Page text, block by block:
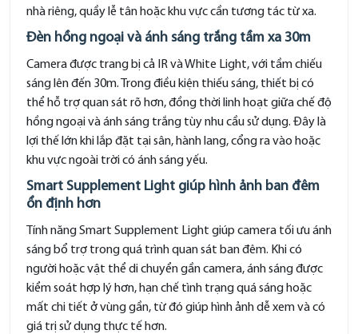
nhà riêng, quầy lễ tân hoặc khu vực cần tương tác từ xa.
Đèn hồng ngoại và ánh sáng trắng tầm xa 30m
Camera được trang bị cả IR và White Light, với tầm chiếu
sáng lên đến 30m. Trong điều kiện thiếu sáng, thiết bị có
thể hỗ trợ quan sát rõ hơn, đồng thời linh hoạt giữa chế độ
hồng ngoại và ánh sáng trắng tùy nhu cầu sử dụng. Đây là
lợi thế lớn khi lắp đặt tại sân, hành lang, cổng ra vào hoặc
khu vực ngoài trời có ánh sáng yếu.
Smart Supplement Light giúp hình ảnh ban đêm
ổn định hơn
Tính năng Smart Supplement Light giúp camera tối ưu ánh
sáng bổ trợ trong quá trình quan sát ban đêm. Khi có
người hoặc vật thể di chuyển gần camera, ánh sáng được
kiểm soát hợp lý hơn, hạn chế tình trạng quá sáng hoặc
mất chi tiết ở vùng gần, từ đó giúp hình ảnh dễ xem và có
giá trị sử dụng thực tế hơn.